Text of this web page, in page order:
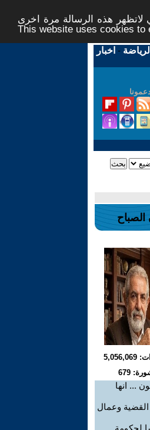
هذه الرسالة مرة اخرى -
This website uses cookies to
- اخبار
الصباح
679
... انها
وعمال
لحكومة